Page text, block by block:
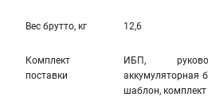
Вес брутто, кг 12,6
Комплект
поставки
ИБП,
аккумуляторная
шаблон,